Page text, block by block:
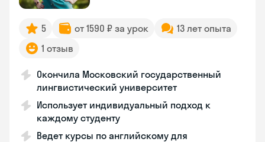
5 от 1590 ₽ за урок
13 лет опыта
1 отзыв
Окончила Московский государственный
лингвистический университет
Использует индивидуальный подход к
каждому студенту
Ведет курсы по английскому для